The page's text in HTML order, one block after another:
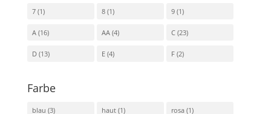
7 (1) 8 (1) 9 (1)
A (16) AA (4) C (23)
D (13) E (4) F (2)
Farbe
blau (3) haut (1) rosa (1)